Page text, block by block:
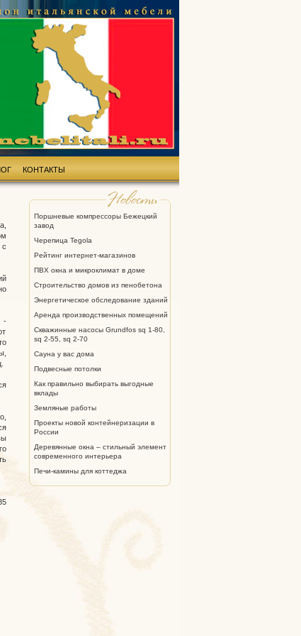
с
-
Поршневые компрессоры Бежецкий
завод
Черепица Tegola
Рейтинг интернет-магазинов
ПВХ окна и микроклимат в доме
Строительство домов из пенобетона
Энергетическое обследование зданий
Аренда производственных помещений
Скважинные насосы Grundfos sq 1-80,
sq 2-55, sq 2-70
Сауна у вас дома
Подвесные потолки
Как правильно выбирать выгодные
вклады
Земляные работы
Проекты новой контейнеризации в
России
Деревянные окна – стильный элемент
современного интерьера
Печи-камины для коттеджа
КОНТАКТЫ